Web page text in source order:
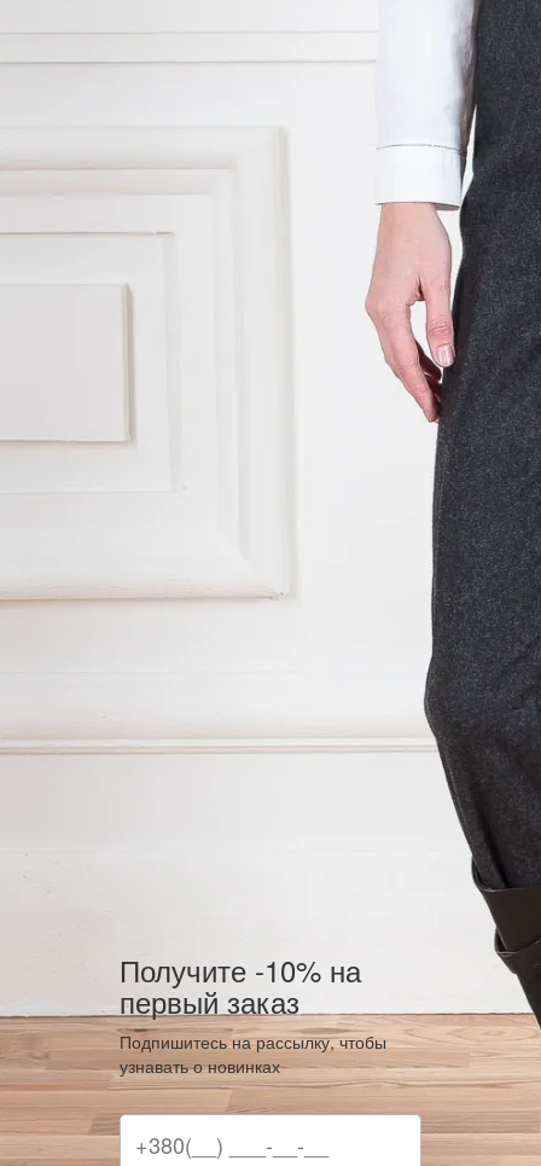
Получите -10% на
первый заказ
Подпишитесь на рассылку, чтобы
узнавать о новинках